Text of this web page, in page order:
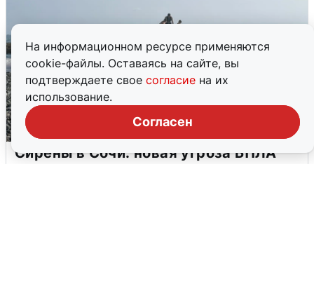
На информационном ресурсе применяются
cookie-файлы. Оставаясь на сайте, вы
подтверждаете свое согласие на их
использование.
Согласен
Сирены в Сочи: новая угроза БПЛА